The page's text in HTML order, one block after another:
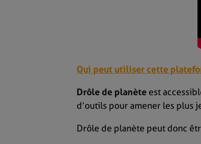
Qui peut utiliser cette
Drôle de planète est
d’outils pour amener les plus
Drôle de planète peut donc